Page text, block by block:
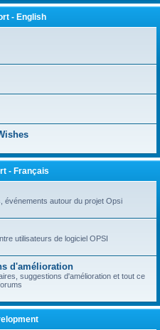
- English
- Français
événements autour du projet Opsi
utilisateurs de logiciel OPSI
d'amélioration
suggestions d'amélioration et tout ce